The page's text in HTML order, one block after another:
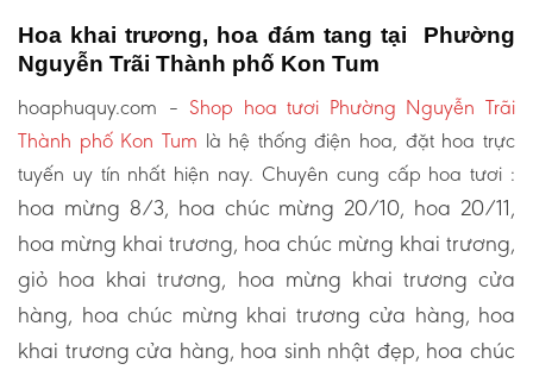
Hoa khai trương, hoa đám tang tại Phường
Nguyễn Trãi Thành phố Kon Tum
hoaphuquy.com – Shop hoa tươi Phường Nguyễn Trãi
Thành phố Kon Tum là hệ thống điện hoa, đặt hoa trực
tuyến uy tín nhất hiện nay. Chuyên cung cấp hoa tươi :
hoa mừng 8/3, hoa chúc mừng 20/10, hoa 20/11,
hoa mừng khai trương, hoa chúc mừng khai trương,
giỏ hoa khai trương, hoa mừng khai trương cửa
hàng, hoa chúc mừng khai trương cửa hàng, hoa
khai trương cửa hàng, hoa sinh nhật đẹp, hoa chúc